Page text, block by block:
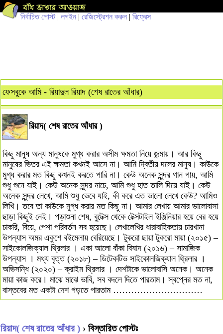
নির্বাচিত পোস্ট| লগইন | রেজিস্ট্রেশন করুন | রিফ্রেস
ফেসবুকে আমি - রিয়াদুল রিয়াদ (শেষ রাতের আঁধার)
রিয়াদ( শেষ রাতের আঁধার )
কিছু মানুষ অন্য মানুষকে মুগ্ধ করার অসীম ক্ষমতা নিয়ে জন্মায়। আর কিছু
মানুষের ভিতর এই ক্ষমতা কখনই আসে না। আমি দ্বিতীয় দলের মানুষ। কাউকে
মুগ্ধ করার মত কিছু কখনই করতে পারি না। কেউ অনেক সুন্দর গান গায়, আমি
শুধু শুনে যাই। কেউ অনেক সুন্দর নাচে, আমি শুধু হাত তালি দিয়ে যাই। কেউ
অনেক সুন্দর লেখে, আমি শুধু ভেবে যাই, কী করে এত ভালো লেখে কেউ? আমিও
লিখি। তবে তা কাউকে মুগ্ধ করার মত কিছু না। আমার লেখায় আমার ভালোবাসা
ছাড়া কিছুই নেই। পড়াশুনা শেষ, বুটেক্স থেকে টেক্সটাইল ইঞ্জিনিয়ার হয়ে বের হয়ে
চাকরি, বিয়ে, পেশা পরিবর্তন সব হয়েছে। লেখালেখির ধারাবাহিকতায় চারখানা
উপন্যাস অমর একুশে বইমেলায় বেরিয়েছে। টুকরো ছায়া টুকরো মায়া (২০১৫) –
সাইকোলজিক্যাল থ্রিলার । একা আলো বাঁকা বিষাদ (২০১৬) – সামাজিক
উপন্যাস । মধ্য বৃত্ত (২০১৮) – ডিটেকটিভ সাইকোলজিক্যাল থ্রিলার ।
অভিসন্ধি (২০২০) – ক্রাইম থ্রিলার । দেশটাকে ভালোবাসি অনেক। অনেক
মায়া কাজ করে। মাঝে মাঝে ভাবি, সব বদলে দিতে পারতাম। স্বপ্নের মত না,
বাস্তবের মত একটা দেশ গড়তে পারতাম …………………………
রিয়াদ( শেষ রাতের আঁধার ) › বিস্তারিত পোস্টঃ